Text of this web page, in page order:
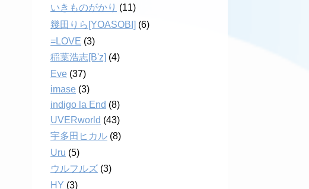
いきものがかり (11)
幾田りら[YOASOBI] (6)
=LOVE (3)
稲葉浩志[B'z] (4)
Eve (37)
imase (3)
indigo la End (8)
UVERworld (43)
宇多田ヒカル (8)
Uru (5)
ウルフルズ (3)
HY (3)